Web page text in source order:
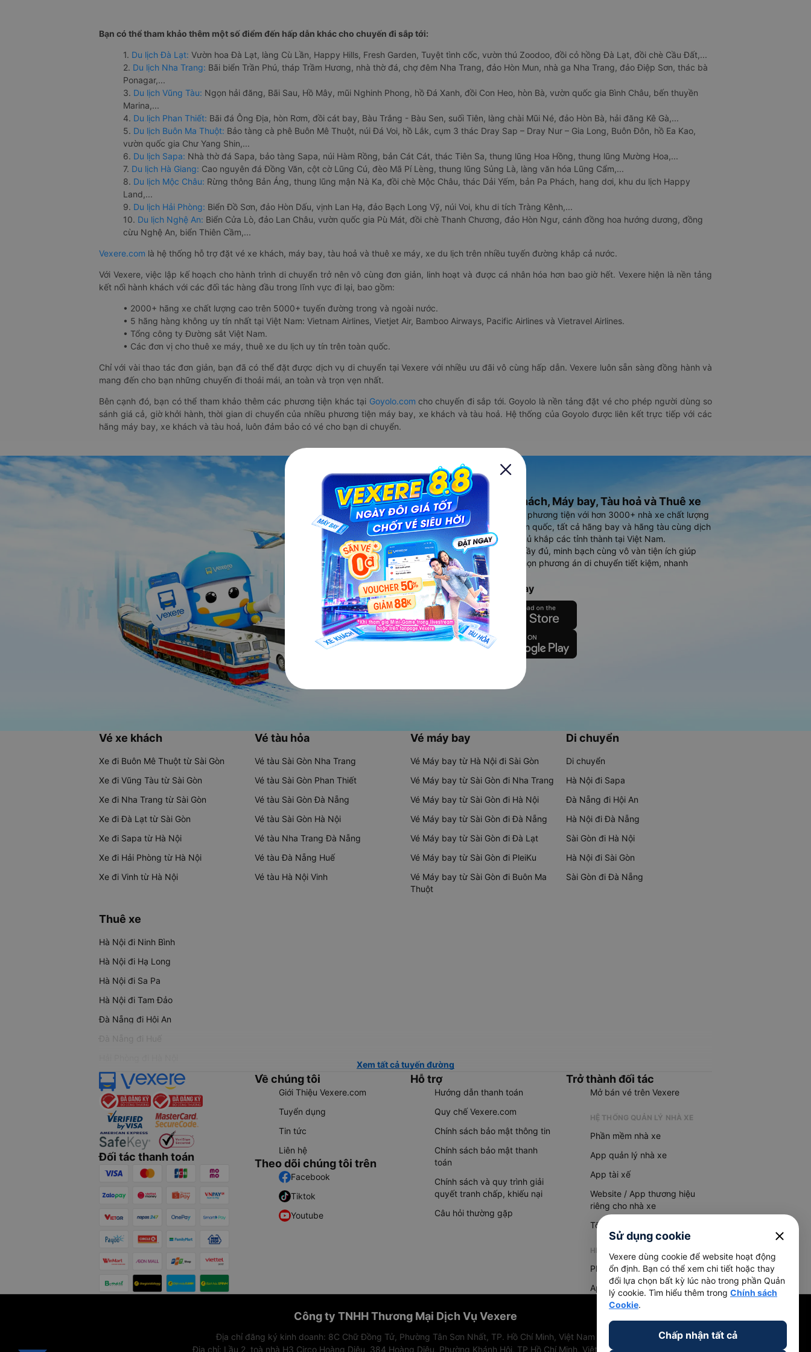
Bạn có thể tham khảo thêm một số điểm đến hấp dẫn khác cho chuyến đi sắp tới:
1. Du lịch Đà Lạt: Vườn hoa Đà Lạt, làng Cù Lần, Happy Hills, Fresh Garden, Tuyệt tình cốc, vườn thú Zoodoo, đồi cỏ hồng Đà Lạt, đồi chè Cầu Đất,...
2. Du lịch Nha Trang: Bãi biển Trần Phú, tháp Trầm Hương, nhà thờ đá, chợ đêm Nha Trang, đảo Hòn Mun, nhà ga Nha Trang, đảo Điệp Sơn, thác bà
Ponagar,...
3. Du lịch Vũng Tàu: Ngọn hải đăng, Bãi Sau, Hồ Mây, mũi Nghinh Phong, hồ Đá Xanh, đồi Con Heo, hòn Bà, vườn quốc gia Bình Châu, bến thuyền
Marina,...
4. Du lịch Phan Thiết: Bãi đá Ông Địa, hòn Rơm, đồi cát bay, Bàu Trắng - Bàu Sen, suối Tiên, làng chài Mũi Né, đảo Hòn Bà, hải đăng Kê Gà,...
5. Du lịch Buôn Ma Thuột: Bảo tàng cà phê Buôn Mê Thuột, núi Đá Voi, hồ Lắk, cụm 3 thác Dray Sap – Dray Nur – Gia Long, Buôn Đôn, hồ Ea Kao,
vườn quốc gia Chư Yang Shin,...
6. Du lịch Sapa: Nhà thờ đá Sapa, bảo tàng Sapa, núi Hàm Rồng, bản Cát Cát, thác Tiên Sa, thung lũng Hoa Hồng, thung lũng Mường Hoa,...
7. Du lịch Hà Giang: Cao nguyên đá Đồng Văn, cột cờ Lũng Cú, đèo Mã Pí Lèng, thung lũng Sủng Là, làng văn hóa Lũng Cẩm,...
8. Du lịch Mộc Châu: Rừng thông Bản Áng, thung lũng mận Nà Ka, đồi chè Mộc Châu, thác Dải Yếm, bản Pa Phách, hang dơi, khu du lịch Happy
Land,...
9. Du lịch Hải Phòng: Biển Đồ Sơn, đảo Hòn Dấu, vịnh Lan Hạ, đảo Bạch Long Vỹ, núi Voi, khu di tích Tràng Kênh,...
10. Du lịch Nghệ An: Biển Cửa Lò, đảo Lan Châu, vườn quốc gia Pù Mát, đồi chè Thanh Chương, đảo Hòn Ngư, cánh đồng hoa hướng dương, đồng
cừu Nghệ An, biển Thiên Cầm,...
Vexere.com là hệ thống hỗ trợ đặt vé xe khách, máy bay, tàu hoả và thuê xe máy, xe du lịch trên nhiều tuyến đường khắp cả nước.
Với Vexere, việc lập kế hoạch cho hành trình di chuyển trở nên vô cùng đơn giản, linh hoạt và được cá nhân hóa hơn bao giờ hết. Vexere hiện là nền tảng
kết nối hành khách với các đối tác hàng đầu trong lĩnh vực đi lại, bao gồm:
• 2000+ hãng xe chất lượng cao trên 5000+ tuyến đường trong và ngoài nước.
• 5 hãng hàng không uy tín nhất tại Việt Nam: Vietnam Airlines, Vietjet Air, Bamboo Airways, Pacific Airlines và Vietravel Airlines.
• Tổng công ty Đường sắt Việt Nam.
• Các đơn vị cho thuê xe máy, thuê xe du lịch uy tín trên toàn quốc.
Chỉ với vài thao tác đơn giản, bạn đã có thể đặt được dịch vụ di chuyển tại Vexere với nhiều ưu đãi vô cùng hấp dẫn. Vexere luôn sẵn sàng đồng hành và
mang đến cho bạn những chuyến đi thoải mái, an toàn và trọn vẹn nhất.
Bên cạnh đó, bạn có thể tham khảo thêm các phương tiện khác tại Goyolo.com cho chuyến đi sắp tới. Goyolo là nền tảng đặt vé cho phép người dùng so
sánh giá cả, giờ khởi hành, thời gian di chuyển của nhiều phương tiện máy bay, xe khách và tàu hoả. Hệ thống của Goyolo được liên kết trực tiếp với các
hãng máy bay, xe khách và tàu hoả, luôn đảm bảo có vé cho bạn di chuyển.
Ứng dụng đặt vé Xe khách, Máy bay, Tàu hoả và Thuê xe
Vexere - ứng dụng đặt vé đa phương tiện với hơn 3000+ nhà xe chất lượng
cao, 5000+ tuyến đường toàn quốc, tất cả hãng bay và hãng tàu cùng dịch
vụ thuê xe máy, xe du lịch phủ khắp các tỉnh thành tại Việt Nam.
Ứng dụng hiển thị thông tin đầy đủ, minh bạch cùng vô vàn tiện ích giúp
người dùng so sánh và lựa chọn phương án di chuyển tiết kiệm, nhanh
chóng và phù hợp nhất.
Tải ứng dụng Vexere ngay
Vé xe khách
Xe đi Buôn Mê Thuột từ Sài Gòn
Xe đi Vũng Tàu từ Sài Gòn
Xe đi Nha Trang từ Sài Gòn
Xe đi Đà Lạt từ Sài Gòn
Xe đi Sapa từ Hà Nội
Xe đi Hải Phòng từ Hà Nội
Xe đi Vinh từ Hà Nội
Vé tàu hỏa
Vé tàu Sài Gòn Nha Trang
Vé tàu Sài Gòn Phan Thiết
Vé tàu Sài Gòn Đà Nẵng
Vé tàu Sài Gòn Hà Nội
Vé tàu Nha Trang Đà Nẵng
Vé tàu Đà Nẵng Huế
Vé tàu Hà Nội Vinh
Vé máy bay
Vé Máy bay từ Hà Nội đi Sài Gòn
Vé Máy bay từ Sài Gòn đi Nha Trang
Vé Máy bay từ Sài Gòn đi Hà Nội
Vé Máy bay từ Sài Gòn đi Đà Nẵng
Vé Máy bay từ Sài Gòn đi Đà Lạt
Vé Máy bay từ Sài Gòn đi PleiKu
Vé Máy bay từ Sài Gòn đi Buôn Ma
Thuột
Di chuyển
Di chuyển
Hà Nội đi Sapa
Đà Nẵng đi Hội An
Hà Nội đi Đà Nẵng
Sài Gòn đi Hà Nội
Hà Nội đi Sài Gòn
Sài Gòn đi Đà Nẵng
Thuê xe
Hà Nội đi Ninh Bình
Hà Nội đi Hạ Long
Hà Nội đi Sa Pa
Hà Nội đi Tam Đảo
Đà Nẵng đi Hội An
Đà Nẵng đi Huế
Xem tất cả tuyến đường
Đối tác thanh toán
Về chúng tôi
Giới Thiệu Vexere.com
Tuyển dụng
Tin tức
Liên hệ
Theo dõi chúng tôi trên
Facebook
Tiktok
Youtube
Hỗ trợ
Hướng dẫn thanh toán
Quy chế Vexere.com
Chính sách bảo mật thông tin
Chính sách bảo mật thanh
toán
Chính sách và quy trình giải
quyết tranh chấp, khiếu nại
Câu hỏi thường gặp
Trở thành đối tác
Mở bán vé trên Vexere
HỆ THỐNG QUẢN LÝ NHÀ XE
Phần mềm nhà xe
App quản lý nhà xe
App tài xế
Website / App thương hiệu
riêng cho nhà xe
Tổng đài AI
HỆ THỐNG QUẢN LÝ HÀNG HOÁ
Phần mềm quản lý hàng hoá
App quản lý hàng hoá
Công ty TNHH Thương Mại Dịch Vụ Vexere
Địa chỉ đăng ký kinh doanh: 8C Chữ Đồng Tử, Phường Tân Sơn Nhất, TP. Hồ Chí Minh, Việt Nam
Địa chỉ: Lầu 2, toà nhà H3 Circo Hoàng Diệu, 384 Hoàng Diệu, Phường Khánh Hội, TP Hồ Chí Minh, Việt Nam
Sử dụng cookie close
Vexere dùng cookie để website hoạt động
ổn định. Bạn có thể xem chi tiết hoặc thay
đổi lựa chọn bất kỳ lúc nào trong phần Quản
lý cookie. Tìm hiểu thêm trong Chính sách
Cookie.
Chấp nhận tất cả